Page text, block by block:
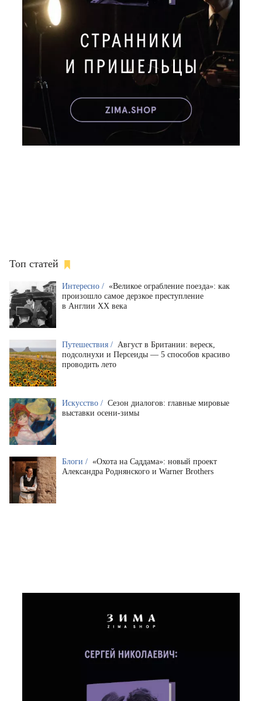
Топ статей
Интересно / «Великое ограбление поезда»: как
произошло самое дерзкое преступление
в Англии XX века
Путешествия / Август в Британии: вереск,
подсолнухи и Персеиды — 5 способов красиво
проводить лето
Искусство / Сезон диалогов: главные мировые
выставки осени-зимы
Блоги / «Охота на Саддама»: новый проект
Александра Роднянского и Warner Brothers